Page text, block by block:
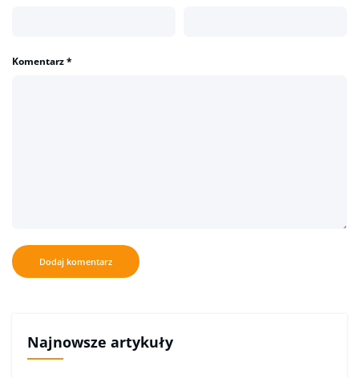
Komentarz*
Najnowsze artykuły